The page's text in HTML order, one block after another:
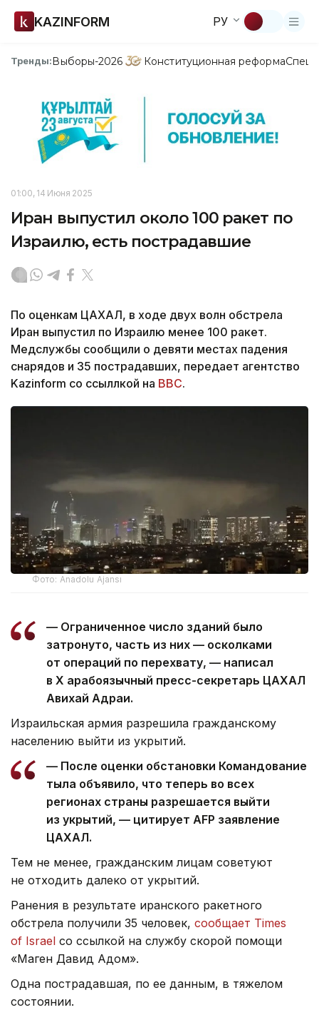
KAZINFORM РУ
Тренды:Выборы-2026 Конституционная реформа
01:00, 14 Июня 2025
Иран выпустил около 100 ракет по
Израилю, есть пострадавшие
По оценкам ЦАХАЛ, в ходе двух волн обстрела
Иран выпустил по Израилю менее 100 ракет.
Медслужбы сообщили о девяти местах падения
снарядов и 35 пострадавших, передает агентство
Kazinform со ссыллкой на ВВС.
Фото: Anadolu Ajansı
— Ограниченное число зданий было
затронуто, часть из них — осколками
от операций по перехвату, — написал
в X арабоязычный пресс-секретарь ЦАХАЛ
Авихай Адраи.
Израильская армия разрешила гражданскому
населению выйти из укрытий.
— После оценки обстановки Командование
тыла объявило, что теперь во всех
регионах страны разрешается выйти
из укрытий, — цитирует AFP заявление
ЦАХАЛ.
Тем не менее, гражданским лицам советуют
не отходить далеко от укрытий.
Ранения в результате иранского ракетного
обстрела получили 35 человек, сообщает Times
of Israel со ссылкой на службу скорой помощи
«Маген Давид Адом».
Одна пострадавшая, по ее данным, в тяжелом
состоянии.